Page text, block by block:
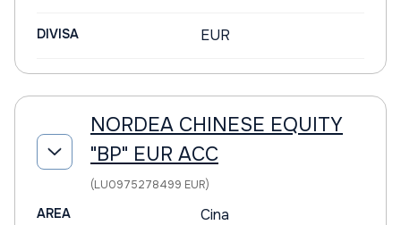
DIVISA EUR
NORDEA CHINESE EQUITY
"BP" EUR ACC
(LU0975278499 EUR)
AREA Cina